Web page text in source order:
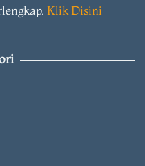
Klik Disini